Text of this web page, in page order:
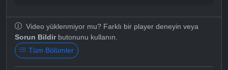
Video yüklenmiyor mu? Farklı bir player deneyin veya
Sorun Bildirbutonunu kullanın.
Tüm Bölümler